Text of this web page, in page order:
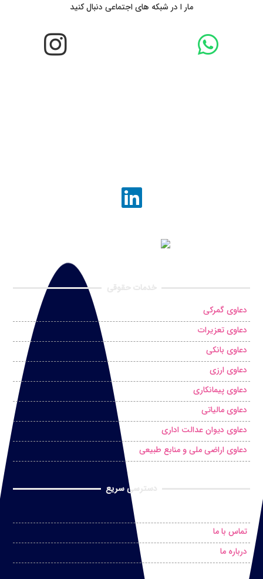
مار ا در شبکه های اجتماعی دنبال کنید
خدمات حقوقی
دعاوی گمرکی
دعاوی تعزیرات
دعاوی بانکی
دعاوی ارزی
دعاوی پیمانکاری
دعاوی مالیاتی
دعاوی دیوان عدالت اداری
دعاوی اراضی ملی و منابع طبیعی
دسترسی سریع
تماس با ما
درباره ما